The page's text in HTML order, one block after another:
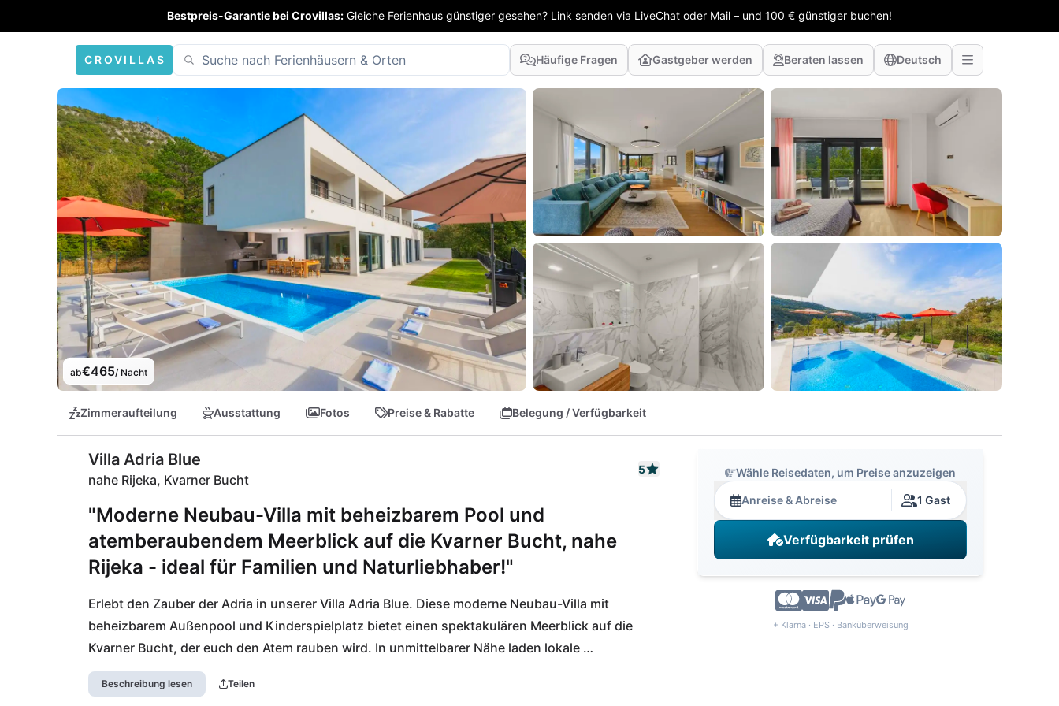
Bestpreis-Garantie bei Crovillas: Gleiche Ferienhaus günstiger gesehen? Link senden via LiveChat oder Mail – und 100 € günstiger buchen!
CROVILLAS Häufige Fragen Gastgeber werden Beraten lassen Deutsch
ab€465/ Nacht
Zimmeraufteilung Ausstattung Fotos Preise & Rabatte Belegung / Verfügbarkeit
Villa Adria Blue
nahe Rijeka, Kvarner Bucht
5
"Moderne Neubau-Villa mit beheizbarem Pool und
atemberaubendem Meerblick auf die Kvarner Bucht, nahe
Rijeka - ideal für Familien und Naturliebhaber!"
Erlebt den Zauber der Adria in unserer Villa Adria Blue. Diese moderne Neubau-Villa mit
beheizbarem Außenpool und Kinderspielplatz bietet einen spektakulären Meerblick auf die
Kvarner Bucht, der euch den Atem rauben wird. In unmittelbarer Nähe laden lokale
Lebensmittelgeschäfte zum Einkauf ein und das traditionelle Restaurant Konoba Portić
verführt eure Geschmacksnerven. Ein kurzer Spaziergang führt euch zu malerischen
Beschreibung lesen Teilen
Wähle Reisedaten, um Preise anzuzeigen
Anreise & Abreise 1 Gast
Verfügbarkeit prüfen
+ Klarna · EPS · Banküberweisung